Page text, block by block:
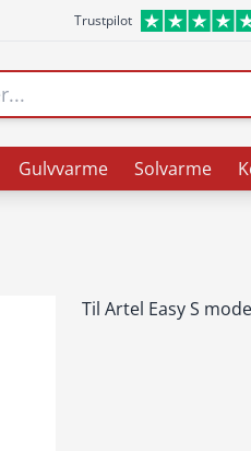
Trustpilot
Gulvvarme Solvarme
Til Artel Easy S